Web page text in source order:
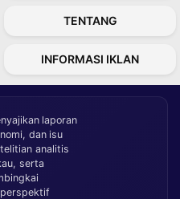
TENTANG
INFORMASI IKLAN
laporan
dan isu
analitis
serta